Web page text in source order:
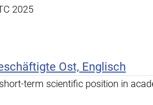
2025
Ost, Englisch
term scientific position in